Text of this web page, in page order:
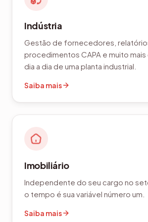
Indústria
Gestão de fornecedores,
procedimentos CAPA e muito
dia a dia de uma planta industrial.
Saiba mais
Imobiliário
Independente do seu cargo no
o tempo é sua variável número um.
Saiba mais